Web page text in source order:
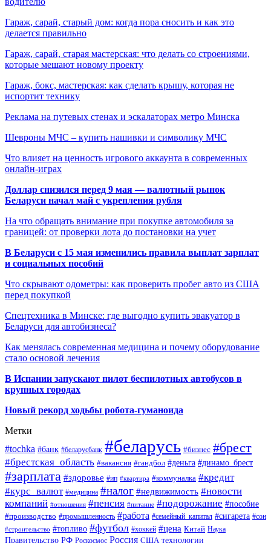
Гараж, сарай, старый дом: когда пора сносить и как это
делается правильно
Гараж, сарай, старая мастерская: что делать со строениями,
которые мешают новому проекту
Гараж, бокс, мастерская: как сделать крышу, которая не
испортит технику
Реклама на путевых стенах и эскалаторах метро Минска
Шевроны МЧС – купить нашивки и символику МЧС
Что влияет на ценность игрового аккаунта в современных
онлайн-играх
Доллар снизился перед 9 мая — валютный рынок
Беларуси начал май с укрепления рубля
На что обращать внимание при покупке автомобиля за
границей: от проверки лота до постановки на учет
В Беларуси с 15 мая изменились правила выплат зарплат
и социальных пособий
Что скрывают одометры: как проверить пробег авто из США
перед покупкой
Спецтехника в Минске: где выгодно купить эвакуатор в
Беларуси для автобизнеса?
Как менялась современная медицина и почему оборудование
стало основой лечения
В Испании запускают пилот беспилотных автобусов в
крупных городах
Новый рекорд ходьбы робота-гуманоида
Метки
#tochka #банк #беларусбанк #беларусь #бизнес #брест
#брестская_область #вакансия #гандбол #деньга #динамо_брест
#зарплата #здоровье #ип #квартира #коммуналка #кредит
#курс_валют #медицина #налог #недвижимость #новости
компаний #отношения #пенсия #питание #подорожание #пособие
#производство #промышленность #работа #семейный_капитал #сигарета #сон
#строительство #топливо #футбол #хоккей #цена Китай Наука
Правительство РФ Роскосмос Россия США технологии